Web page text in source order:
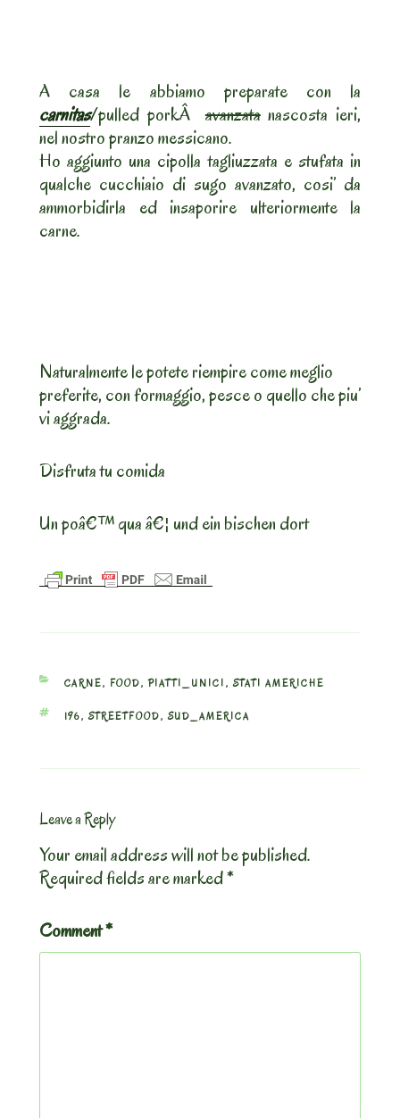
A casa le abbiamo preparate con la
carnitas/pulled porkÂavanzatanascosta ieri,
nel nostro pranzo messicano.
Ho aggiunto una cipolla tagliuzzata e stufata in
qualche cucchiaio di sugo avanzato, cosi’ da
ammorbidirla ed insaporire ulteriormente la
carne.
Naturalmente le potete riempire come meglio
preferite, con formaggio, pesce o quello che piu’
vi aggrada.
Disfruta tu comida
Un poâ€™ qua â€¦ und ein bischen dort
CATEGORIES
CARNE, FOOD,PIATTI_UNICI ,STATI AMERICHE
TAGS
196,STREETFOOD,SUD_AMERICA
Leave a Reply
Your email address will not be published.
Required fields are marked*
Comment*